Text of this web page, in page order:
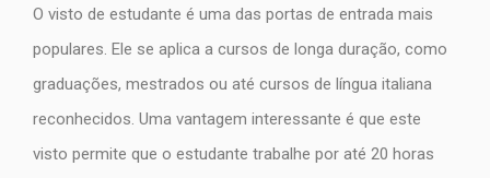
O visto de estudante é uma das portas de entrada mais
populares. Ele se aplica a cursos de longa duração, como
graduações, mestrados ou até cursos de língua italiana
reconhecidos. Uma vantagem interessante é que este
visto permite que o estudante trabalhe por até 20 horas